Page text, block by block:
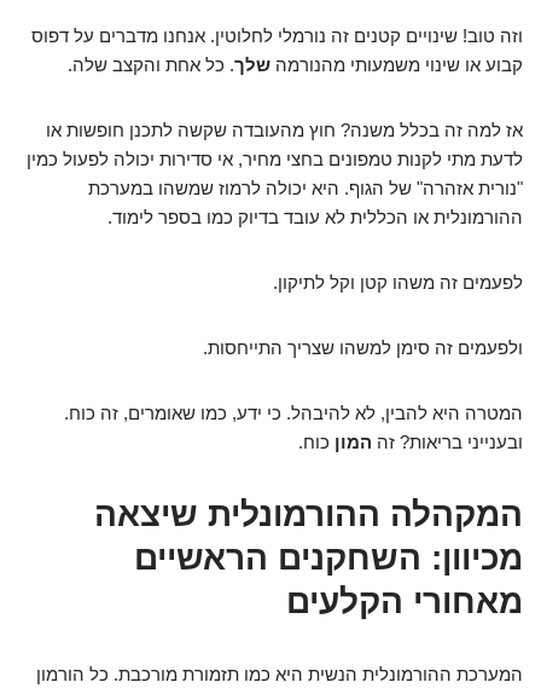
וזה טוב! שינויים קטנים זה נורמלי לחלוטין. אנחנו מדברים על דפוס
קבוע או שינוי משמעותי מהנורמה שלך. כל אחת והקצב שלה.
אז למה זה בכלל משנה? חוץ מהעובדה שקשה לתכנן חופשות או
לדעת מתי לקנות טמפונים בחצי מחיר, אי סדירות יכולה לפעול כמין
"נורית אזהרה" של הגוף. היא יכולה לרמוז שמשהו במערכת
ההורמונלית או הכללית לא עובד בדיוק כמו בספר לימוד.
לפעמים זה משהו קטן וקל לתיקון.
ולפעמים זה סימן למשהו שצריך התייחסות.
המטרה היא להבין, לא להיבהל. כי ידע, כמו שאומרים, זה כוח.
ובענייני בריאות? זה המון כוח.
המקהלה ההורמונלית שיצאה
מכיוון: השחקנים הראשיים
מאחורי הקלעים
המערכת ההורמונלית הנשית היא כמו תזמורת מורכבת. כל הורמון